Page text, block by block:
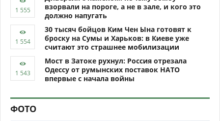
взорвали на пороге, а не в зале, и кого это
должно напугать
30 тысяч бойцов Ким Чен Ына готовят к
броску на Сумы и Харьков: в Киеве уже
считают это страшнее мобилизации
Мост в Затоке рухнул: Россия отрезала
Одессу от румынских поставок НАТО
впервые с начала войны
ФОТО